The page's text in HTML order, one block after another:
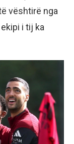
vështirë nga
i tij ka